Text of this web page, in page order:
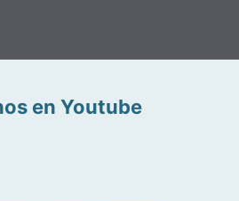
en Youtube